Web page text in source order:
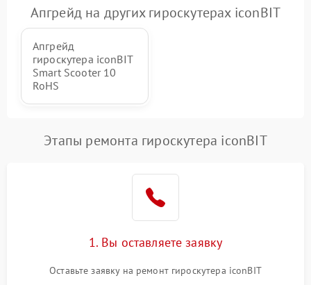
Апгрейд на других гироскутерах iconBIT
Апгрейд
гироскутера iconBIT
Smart Scooter 10
RoHS
Этапы ремонта гироскутера iconBIT
1. Вы оставляете заявку
Оставьте заявку на ремонт гироскутера iconBIT